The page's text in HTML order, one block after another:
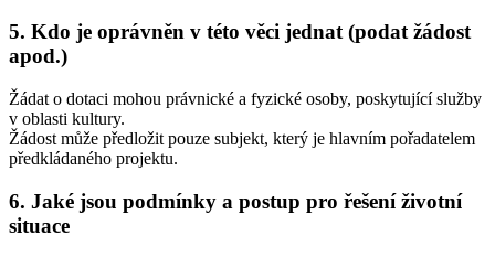
5. Kdo je oprávněn v této věci jednat (podat žádost
apod.)
Žádat o dotaci mohou právnické a fyzické osoby, poskytující služby
v oblasti kultury.
Žádost může předložit pouze subjekt, který je hlavním pořadatelem
předkládaného projektu.
6. Jaké jsou podmínky a postup pro řešení životní
situace